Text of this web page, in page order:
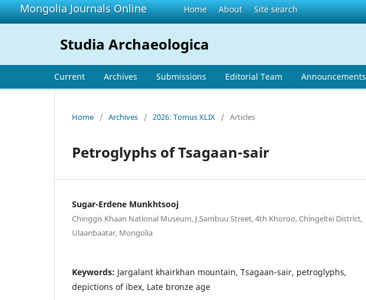
Mongolia Journals Online Home About Site search
Studia Archaeologica
Current Archives Submissions Editorial Team Announcements
Home / Archives / 2026: Tomus XLIX / Articles
Petroglyphs of Tsagaan-sair
Sugar-Erdene Munkhtsooj
Chinggis Khaan National Museum, J.Sambuu Street, 4th Khoroo, Chingeltei District,
Ulaanbaatar, Mongolia
Keywords: Jargalant khairkhan mountain, Tsagaan-sair, petroglyphs,
depictions of ibex, Late bronze age